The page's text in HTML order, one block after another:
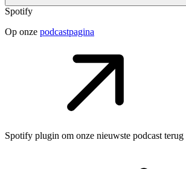
Spotify
Op onze podcastpagina
Spotify plugin om onze nieuwste podcast terug